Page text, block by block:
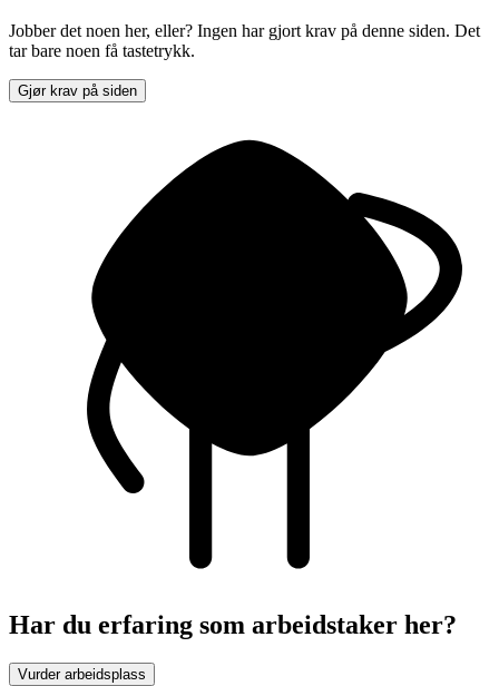
Jobber det noen her, eller? Ingen har gjort krav på denne siden. Det
tar bare noen få tastetrykk.
Gjør krav på siden
Har du erfaring som arbeidstaker her?
Vurder arbeidsplass